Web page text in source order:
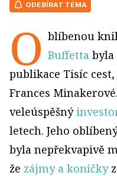
ODEBÍRAT TÉMA
O blíbenou
Buffetta byla
publikace Tisíc
Frances
veleúspěšný
letech. Jeho
byla nepřekvapivě
že zájmy a koníčkyz